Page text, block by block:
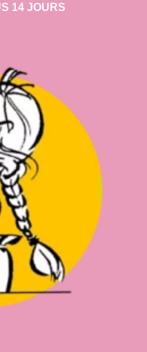
14 JOURS